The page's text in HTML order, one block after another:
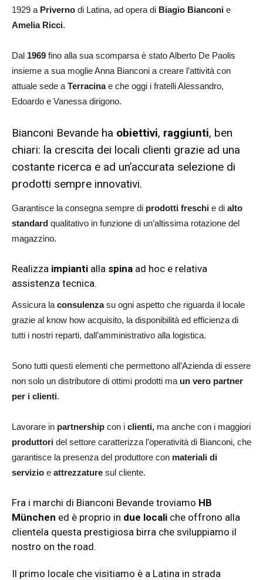
1929 a Priverno di Latina, ad opera di Biagio Bianconi e
Amelia Ricci.
Dal 1969 fino alla sua scomparsa è stato Alberto De Paolis
insieme a sua moglie Anna Bianconi a creare l’attività con
attuale sede a Terracinae che oggi i fratelli Alessandro,
Edoardo e Vanessa dirigono.
Bianconi Bevande ha obiettivi, raggiunti, ben
chiari: la crescita dei locali clienti grazie ad una
costante ricerca e ad un’accurata selezione di
prodotti sempre innovativi.
Garantisce la consegna sempre di prodotti freschi e di alto
standard qualitativo in funzione di un’altissima rotazione del
magazzino.
Realizza impianti alla spina ad hoc e relativa
assistenza tecnica.
Assicura la consulenzasu ogni aspetto che riguarda il locale
grazie al know how acquisito, la disponibilità ed efficienza di
tutti i nostri reparti, dall’amministrativo alla logistica.
Sono tutti questi elementi che permettono all’Azienda di essere
non solo un distributore di ottimi prodotti ma un vero partner
per i clienti.
Lavorare in partnership con i clienti, ma anche con i maggiori
produttori del settore caratterizza l’operatività di Bianconi, che
garantisce la presenza del produttore con materiali di
servizio e attrezzature sul cliente.
Fra i marchi di Bianconi Bevande troviamo HB
München ed è proprio in due locali che offrono alla
clientela questa prestigiosa birra che sviluppiamo il
nostro on the road.
Il primo locale che visitiamo è a Latina in strada